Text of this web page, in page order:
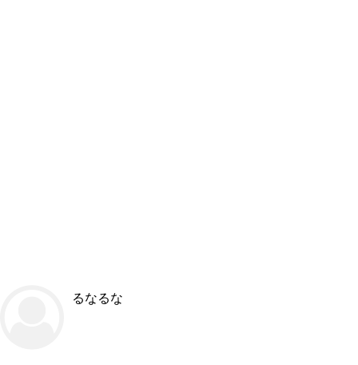
るなるな